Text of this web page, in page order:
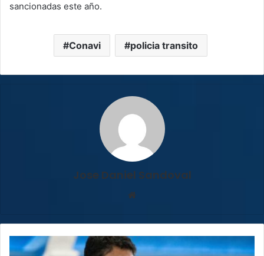
sancionadas este año.
Conavi policia transito
Jose Daniel Sandoval
Diputados
convocarán